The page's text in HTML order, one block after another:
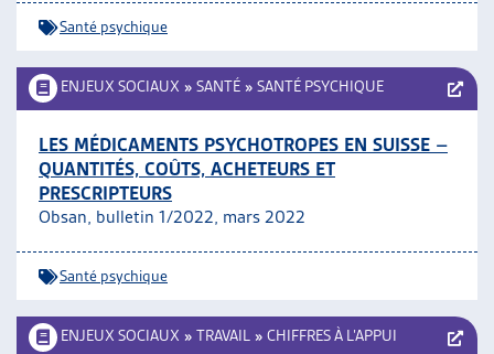
Santé psychique
ENJEUX SOCIAUX » SANTÉ » SANTÉ PSYCHIQUE
LES MÉDICAMENTS PSYCHOTROPES EN SUISSE –
QUANTITÉS, COÛTS, ACHETEURS ET
PRESCRIPTEURS
Obsan, bulletin 1/2022, mars 2022
Santé psychique
ENJEUX SOCIAUX » TRAVAIL » CHIFFRES À L’APPUI